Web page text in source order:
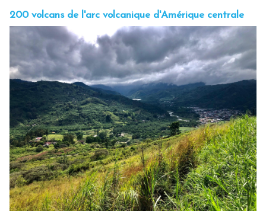
200 volcans de l'arc volcanique d'Amérique centrale